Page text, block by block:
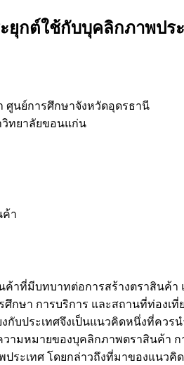
กต์ใช้กับบุคลิกภาพปร
นย์การศึกษาจังหวัดอุดรธานี
ทยาลัยขอนแก่น
ค้า
มีบทบาทต่อการสร้างตราสินค้า
กษา การบริการ และสถานที่ท่องเ
บประเทศจึงเป็นแนวคิดหนึ่งที่คว
ามหมายของบุคลิกภาพตราสินค้
ระเทศ โดยกล่าวถึงที่มาของแน